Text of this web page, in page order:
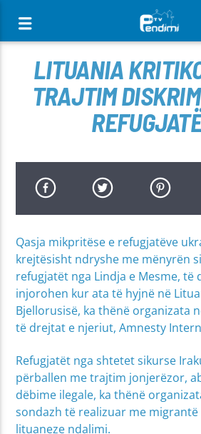
LITUANIA
TRAJTIM
Qasja mikpritëse e refugjatëve
krejtësisht ndryshe me mënyrën
refugjatët nga Lindja e Mesme, të
injorohen kur ata të hyjnë në
Bjellorusisë, ka thënë organizata
të drejtat e njeriut, Amnesty
Refugjatët nga shtetet sikurse
përballen me trajtim jonjerëzor,
dëbime ilegale, ka thënë
sondazh të realizuar me
lituaneze ndalimi.